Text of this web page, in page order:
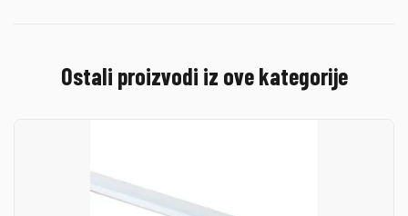
Ostali proizvodi iz ove kategorije